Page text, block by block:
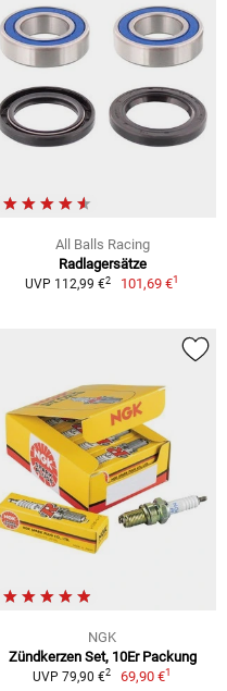
All Balls Racing
Radlagersätze
UVP 112,99 €2 101,69 €1
NGK
Zündkerzen Set, 10Er Packung
UVP 79,90 €2 69,90 €1